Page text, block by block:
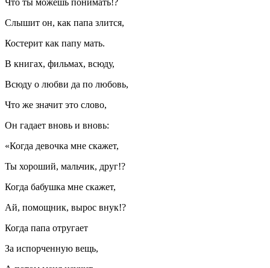
Что ты можешь понимать!?
Слышит он, как папа злится,
Костерит как папу мать.
В книгах, фильмах, всюду,
Всюду о любви да по любовь,
Что же значит это слово,
Он гадает вновь и вновь:
«Когда девочка мне скажет,
Ты хороший, мальчик, друг!?
Когда бабушка мне скажет,
Ай, помощник, вырос внук!?
Когда папа отругает
За испорченную вещь,